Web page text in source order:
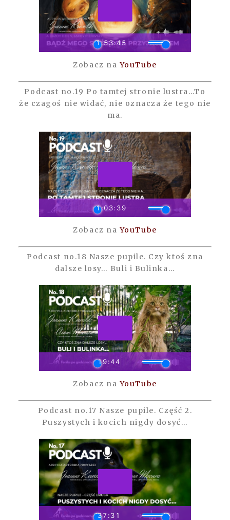
Zobacz na YouTube
Podcast no.19 Po tamtej stronie lustra…To
że czagoś nie widać, nie oznacza że tego nie
ma.
Zobacz na YouTube
Podcast no.18 Nasze pupile. Czy ktoś zna
dalsze losy… Buli i Bulinka…
Zobacz na YouTube
Podcast no.17 Nasze pupile. Część 2.
Puszystych i kocich nigdy dosyć…